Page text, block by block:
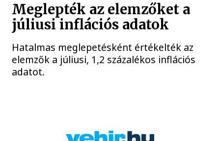
Meglepték az elemzőket a
júliusi inflációs adatok
Hatalmas meglepetésként értékelték az
elemzők a júliusi, 1,2 százalékos inflációs
adatot.